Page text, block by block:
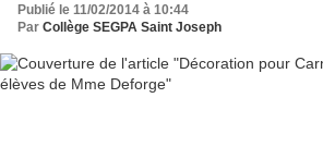
Publié le 11/02/2014 à 10:44
Par Collège SEGPA Saint Joseph